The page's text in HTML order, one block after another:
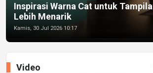
Inspirasi Warna Cat untuk
Lebih Menarik
Kamis, 30 Jul 2026 10:17
Video